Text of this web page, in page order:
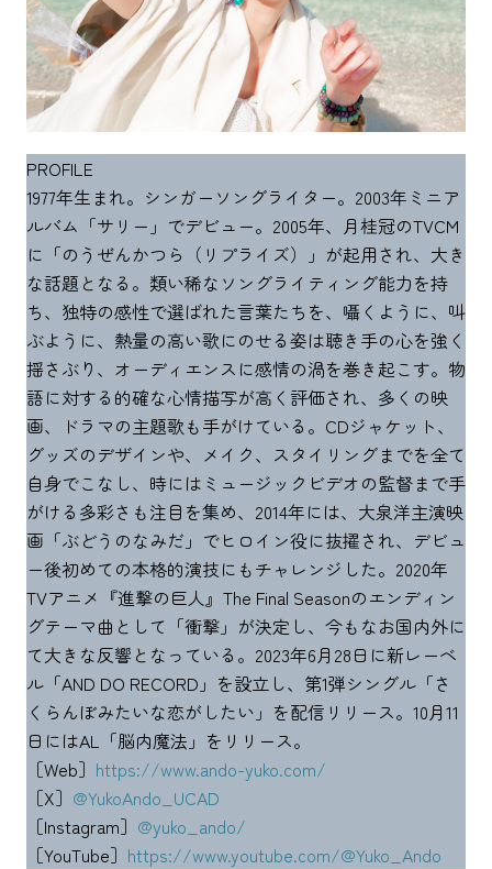
PROFILE
1977年生まれ。シンガーソングライター。2003年ミニア
ルバム「サリー」でデビュー。2005年、月桂冠のTVCM
に「のうぜんかつら（リプライズ）」が起用され、大き
な話題となる。類い稀なソングライティング能力を持
ち、独特の感性で選ばれた言葉たちを、囁くように、叫
ぶように、熱量の高い歌にのせる姿は聴き手の心を強く
揺さぶり、オーディエンスに感情の渦を巻き起こす。物
語に対する的確な心情描写が高く評価され、多くの映
画、ドラマの主題歌も手がけている。CDジャケット、
グッズのデザインや、メイク、スタイリングまでを全て
自身でこなし、時にはミュージックビデオの監督まで手
がける多彩さも注目を集め、2014年には、大泉洋主演映
画「ぶどうのなみだ」でヒロイン役に抜擢され、デビュ
ー後初めての本格的演技にもチャレンジした。2020年
TVアニメ『進撃の巨人』The Final Seasonのエンディン
グテーマ曲として「衝撃」が決定し、今もなお国内外に
て大きな反響となっている。2023年6月28日に新レーベ
ル「AND DO RECORD」を設立し、第1弾シングル「さ
くらんぼみたいな恋がしたい」を配信リリース。10月11
日にはAL「脳内魔法」をリリース。
［Web］ https://www.ando-yuko.com/
［X］ @YukoAndo_UCAD
［Instagram］ @yuko_ando/
［YouTube］ https://www.youtube.com/@Yuko_Ando